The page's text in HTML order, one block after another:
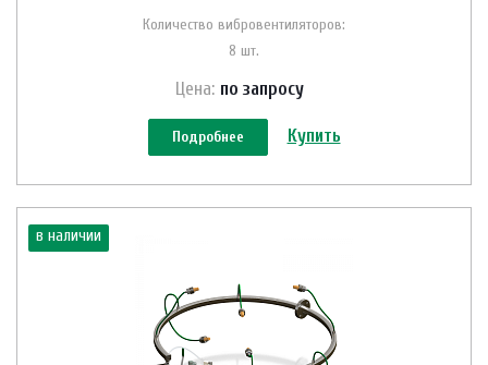
Количество вибровентиляторов:
8 шт.
Цена: по запросу
Подробнее Купить
в наличии